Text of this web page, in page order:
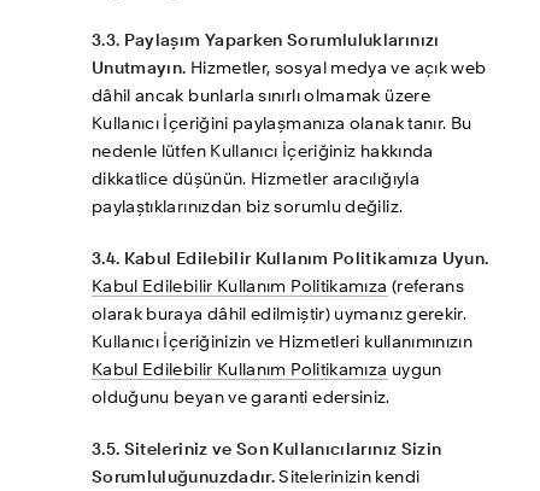
3.3. Paylaşım Yaparken Sorumluluklarınızı
Unutmayın. Hizmetler, sosyal medya ve açık web
dâhil ancak bunlarla sınırlı olmamak üzere
Kullanıcı İçeriğini paylaşmanıza olanak tanır. Bu
nedenle lütfen Kullanıcı İçeriğiniz hakkında
dikkatlice düşünün. Hizmetler aracılığıyla
paylaştıklarınızdan biz sorumlu değiliz.
3.4. Kabul Edilebilir Kullanım Politikamıza Uyun.
Kabul Edilebilir Kullanım Politikamıza (referans
olarak buraya dâhil edilmiştir) uymanız gerekir.
Kabul Edilebilir Kullanım Politikamıza uygun
olduğunu beyan ve garanti edersiniz.
3.5. Siteleriniz ve Son Kullanıcılarınız Sizin
Sorumluluğunuzdadır. Sitelerinizin kendi